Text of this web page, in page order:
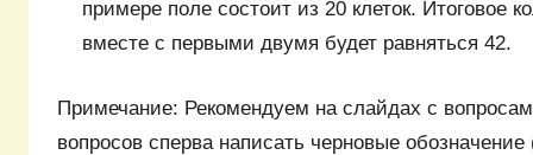
примере поле состоит из 20 клеток. Итоговое
вместе с первыми двумя будет равняться 42.
Примечание: Рекомендуем на слайдах с
вопросов сперва написать черновые